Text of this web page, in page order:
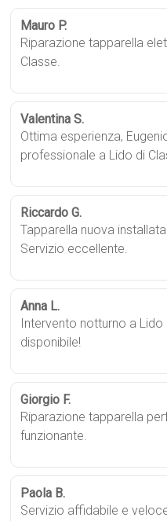
Mauro P.
Riparazione tapparella
Classe.
Valentina S.
Ottima esperienza,
professionale a Lido di
Riccardo G.
Tapparella nuova
Servizio eccellente.
Anna L.
Intervento notturno a Lido
disponibile!
Giorgio F.
Riparazione tapparella
funzionante.
Paola B.
Servizio affidabile e